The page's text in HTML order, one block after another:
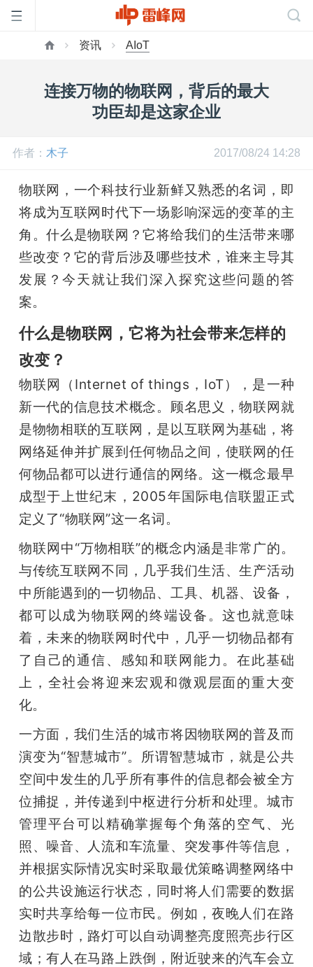
雷
峰
网
公
课
活
中
心
GAIR
专
爱
搞
机
资讯 AIoT
连接万物的物联网，背后的最大
功臣却是这家企业
作者： 木子 2017/08/24 14:28
物联网，一个科技行业新鲜又熟悉的名词，即
将成为互联网时代下一场影响深远的变革的主
角。什么是物联网？它将给我们的生活带来哪
些改变？它的背后涉及哪些技术，谁来主导其
发展？今天就让我们深入探究这些问题的答
案。
什么是物联网，它将为社会带来怎样的
改变？
物联网（Internet of things，IoT），是一种
新一代的信息技术概念。顾名思义，物联网就
是物物相联的互联网，是以互联网为基础，将
网络延伸并扩展到任何物品之间，使联网的任
何物品都可以进行通信的网络。这一概念最早
成型于上世纪末，2005年国际电信联盟正式
定义了“物联网”这一名词。
物联网中“万物相联”的概念内涵是非常广的。
与传统互联网不同，几乎我们生活、生产活动
中所能遇到的一切物品、工具、机器、设备，
都可以成为物联网的终端设备。这也就意味
着，未来的物联网时代中，几乎一切物品都有
了自己的通信、感知和联网能力。在此基础
上，全社会将迎来宏观和微观层面的重大变
化。
一方面，我们生活的城市将因物联网的普及而
演变为“智慧城市”。所谓智慧城市，就是公共
空间中发生的几乎所有事件的信息都会被全方
位捕捉，并传递到中枢进行分析和处理。城市
管理平台可以精确掌握每个角落的空气、光
照、噪音、人流和车流量、突发事件等信息，
并根据实际情况实时采取最优策略调整网络中
的公共设施运行状态，同时将人们需要的数据
实时共享给每一位市民。例如，夜晚人们在路
边散步时，路灯可以自动调整亮度照亮步行区
域；有人在马路上跌倒，附近驶来的汽车会立